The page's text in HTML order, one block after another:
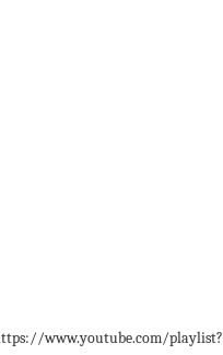
www.youtube.com/playlist?